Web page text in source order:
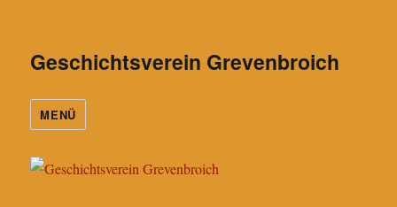
Geschichtsverein Grevenbroich
MENÜ